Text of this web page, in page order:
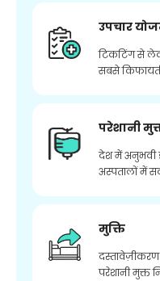
उपचार
टिकटिंग से
सबसे
परेशानी
देश में अनुभवी
अस्पतालों में
मुक्ति
परेशानी मुक्त